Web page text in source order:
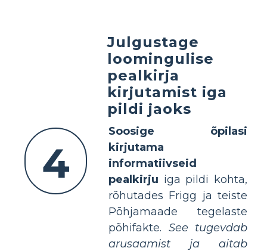
4
Julgustage
loomingulise
pealkirja
kirjutamist iga
pildi jaoks
Soosige õpilasi
kirjutama
informatiivseid
pealkirju iga pildi kohta,
rõhutades Frigg ja teiste
Põhjamaade tegelaste
põhifakte. See tugevdab
arusaamist ja aitab